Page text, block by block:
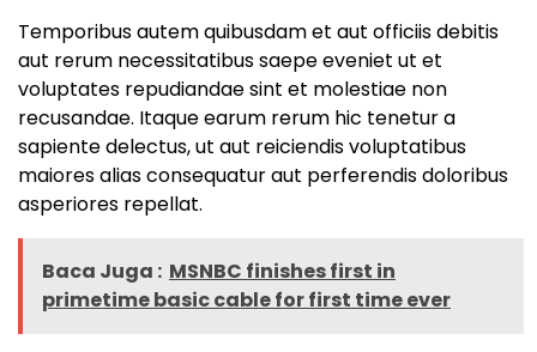
Temporibus autem quibusdam et aut officiis debitis
aut rerum necessitatibus saepe eveniet ut et
voluptates repudiandae sint et molestiae non
recusandae. Itaque earum rerum hic tenetur a
sapiente delectus, ut aut reiciendis voluptatibus
maiores alias consequatur aut perferendis doloribus
asperiores repellat.
Baca Juga : MSNBC finishes first in
primetime basic cable for first time ever